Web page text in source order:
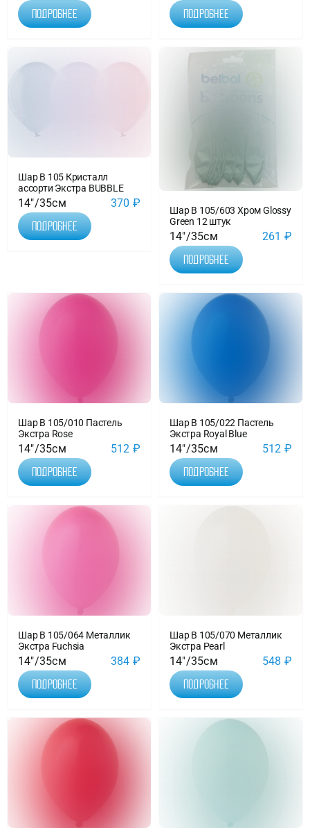
Подробнее Подробнее
Шар В 105 Кристалл
ассорти Экстра BUBBLE
14"/35см 370 ₽
Подробнее
Шар В 105/603 Хром Glossy
Green 12 штук
14"/35см 261 ₽
Подробнее
Шар B 105/010 Пастель
Экстра Rose
14"/35см 512 ₽
Подробнее
Шар B 105/022 Пастель
Экстра Royal Blue
14"/35см 512 ₽
Подробнее
Шар B 105/064 Металлик
Экстра Fuchsia
14"/35см 384 ₽
Подробнее
Шар B 105/070 Металлик
Экстра Pearl
14"/35см 548 ₽
Подробнее